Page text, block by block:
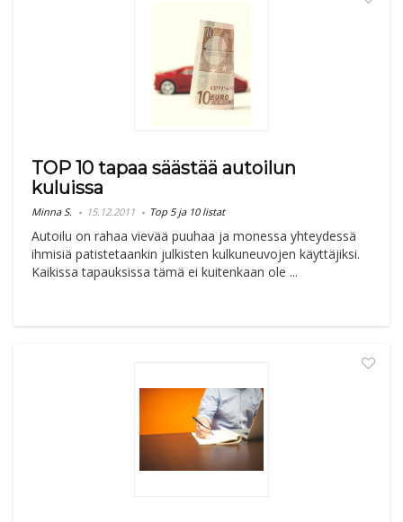
TOP 10 tapaa säästää autoilun
kuluissa
Minna S. 15.12.2011 Top 5 ja 10 listat
Autoilu on rahaa vievää puuhaa ja monessa yhteydessä
ihmisiä patistetaankin julkisten kulkuneuvojen käyttäjiksi.
Kaikissa tapauksissa tämä ei kuitenkaan ole ...